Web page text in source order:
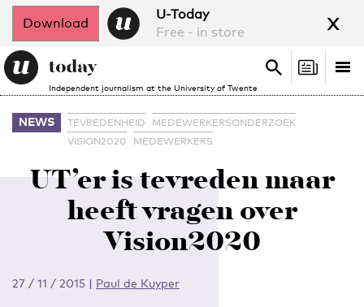
Download
U-Today
Free - in store
x
Independent journalism at the University of Twente
Search
Search
NEWS TEVREDENHEID
MEDEWERKERSONDERZOEK
VISION2020
MEDEWERKERS
UT’er is tevreden maar
heeft vragen over
Vision2020
27 / 11 / 2015 | Paul de Kuyper